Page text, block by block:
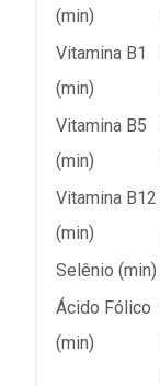
(min)
Vitamina B1
(min)
Vitamina B5
(min)
Vitamina B12
(min)
Selênio (min)
Ácido Fólico
(min)